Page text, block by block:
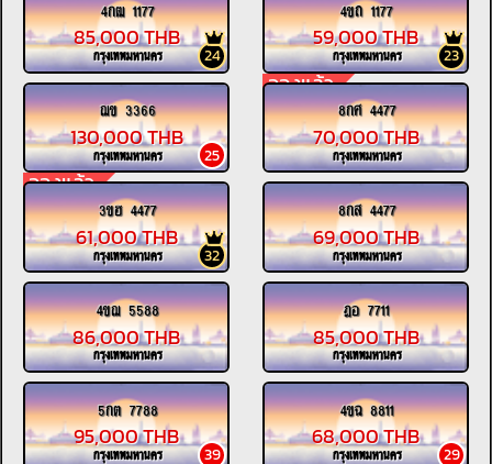
4กฒ 1177
24
85,000 THB
กรุงเทพมหานคร
4ขถ 1177
จองแล้ว
23
59,000 THB
กรุงเทพมหานคร
ฌข 3366
จองแล้ว
25
130,000 THB
กรุงเทพมหานคร
8กศ 4477
70,000 THB
กรุงเทพมหานคร
3ขฮ 4477
32
61,000 THB
กรุงเทพมหานคร
8กส 4477
69,000 THB
กรุงเทพมหานคร
4ขฌ 5588
86,000 THB
กรุงเทพมหานคร
ฎอ 7711
85,000 THB
กรุงเทพมหานคร
5กต 7788
39
95,000 THB
กรุงเทพมหานคร
4ขฉ 8811
29
68,000 THB
กรุงเทพมหานคร